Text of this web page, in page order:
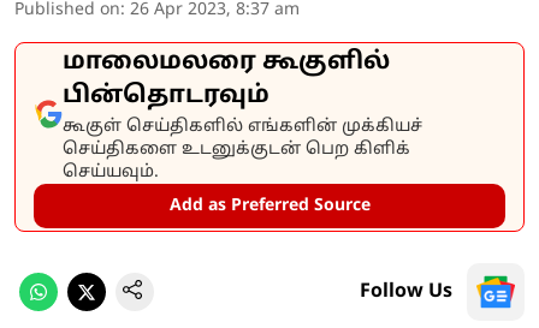
Published on: 26 Apr 2023, 8:37 am
மாலைமலரை கூகுளில்
பின்தொடரவும்
கூகுள் செய்திகளில் எங்களின் முக்கியச்
செய்திகளை உடனுக்குடன் பெற கிளிக்
செய்யவும்.
Add as Preferred Source
Follow Us